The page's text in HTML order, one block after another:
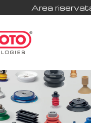
Area